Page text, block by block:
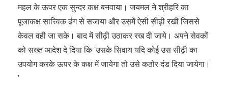
महल के ऊपर एक सुन्दर कक्ष बनवाया। जयमल ने श्रीहरि का
पूजाकक्ष सात्त्विक ढंग से सजाया और उसमें ऐसी सीढ़ी रखी जिससे
केवल वही जा सके। बाद में सीढ़ी उठाकर रख दी जाये। अपने सेवकों
को सख्त आदेश दे दिया कि ʹउसके सिवाय यदि कोई उस सीढ़ी का
उपयोग करके ऊपर के कक्ष में जायेगा तो उसे कठोर दंड दिया जायेगा।
ʹ